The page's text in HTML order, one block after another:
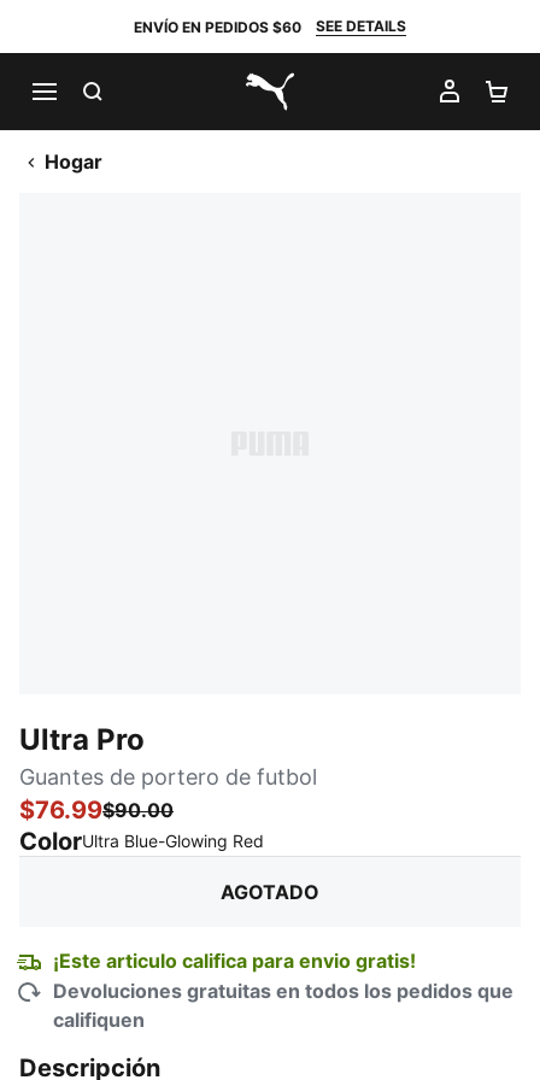
ENVÍO EN PEDIDOS $60 SEE DETAILS
PUMA.com
MI
Hogar
Ultra Pro
Guantes de portero de futbol
$76.99$90.00
ColorUltra Blue-Glowing Red
AGOTADO
¡Este articulo califica para envio gratis!
Devoluciones gratuitas en todos los pedidos que
califiquen
Descripción